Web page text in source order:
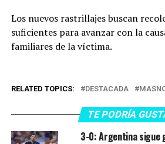
Los nuevos rastrillajes buscan
suficientes para avanzar con la
familiares de la víctima.
RELATED TOPICS: DESTACADA
TE PODRÍA
3-0: Argentina sigue